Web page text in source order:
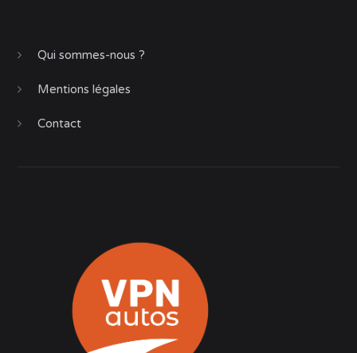
Qui sommes-nous ?
Mentions légales
Contact